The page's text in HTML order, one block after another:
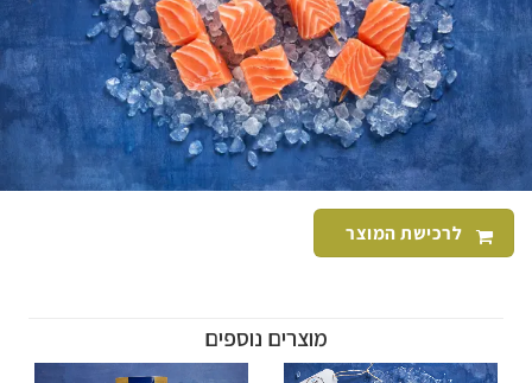
לרכישת המוצר
מוצרים נוספים